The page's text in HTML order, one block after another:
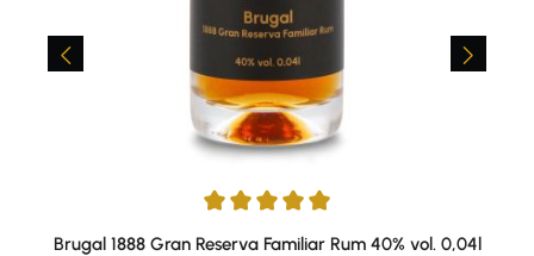
Durchschnittliche Bewertung von 5 von 5 Sternen
Brugal 1888 Gran Reserva Familiar Rum 40% vol. 0,04l